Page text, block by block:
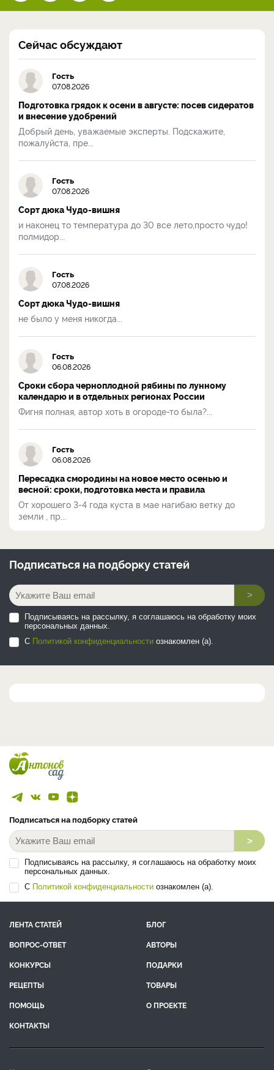
Сейчас обсуждают
Гость
07.08.2026
Подготовка грядок к осени в августе: посев сидератов
и внесение удобрений
Добрый день, уважаемые эксперты. Подскажите,
пожалуйста, пре...
Гость
07.08.2026
Сорт дюка Чудо-вишня
и наконец то температура до 30 все лето,просто чудо!
полмидор...
Гость
07.08.2026
Сорт дюка Чудо-вишня
не было у меня никогда...
Гость
06.08.2026
Сроки сбора черноплодной рябины по лунному
календарю и в отдельных регионах России
Фигня полная, автор хоть в огороде-то была?...
Гость
06.08.2026
Пересадка смородины на новое место осенью и
весной: сроки, подготовка места и правила
От хорошего 3-4 года куста в мае нагибаю ветку до
земли , пр...
Подписаться на подборку статей
>
Подписываясь на рассылку, я соглашаюсь на обработку моих
персональных данных.
С Политикой конфиденциальности ознакомлен (а).
Подписаться на подборку статей
>
Подписываясь на рассылку, я соглашаюсь на обработку моих
персональных данных.
С Политикой конфиденциальности ознакомлен (а).
ЛЕНТА СТАТЕЙ
БЛОГ
ВОПРОС-ОТВЕТ
АВТОРЫ
КОНКУРСЫ
ПОДАРКИ
РЕЦЕПТЫ
ТОВАРЫ
ПОМОЩЬ
О ПРОЕКТЕ
КОНТАКТЫ